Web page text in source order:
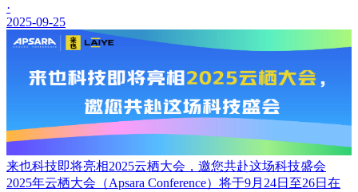
·
2025-09-25
来也科技即将亮相2025云栖大会，邀您共赴这场科技盛会
2025年云栖大会（Apsara Conference）将于9月24日至26日在